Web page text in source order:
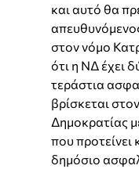
και αυτό θα
στον νόμο
ότι η ΝΔ έχει
τεράστια
βρίσκεται
Δημοκρατίας
που προτείνει
δημόσιο